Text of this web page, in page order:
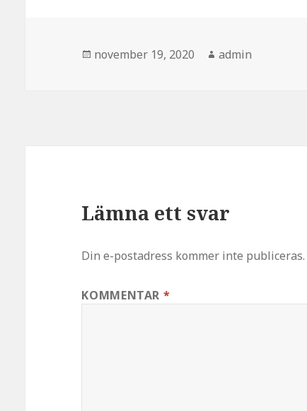
Postat
november 19, 2020 Författare
admin
Lämna ett svar
Din e-postadress kommer inte publiceras.
KOMMENTAR *